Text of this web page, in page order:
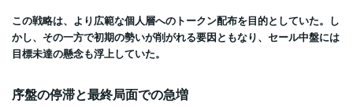
この戦略は、より広範な個人層へのトークン配布を目的としていた。し
かし、その一方で初期の勢いが削がれる要因ともなり、セール中盤には
目標未達の懸念も浮上していた。
序盤の停滞と最終局面での急増